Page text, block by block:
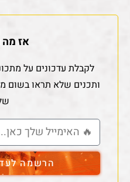
אז
לקבלת עדכונים על
ותכנים שלא תראו בשום
הרשמה